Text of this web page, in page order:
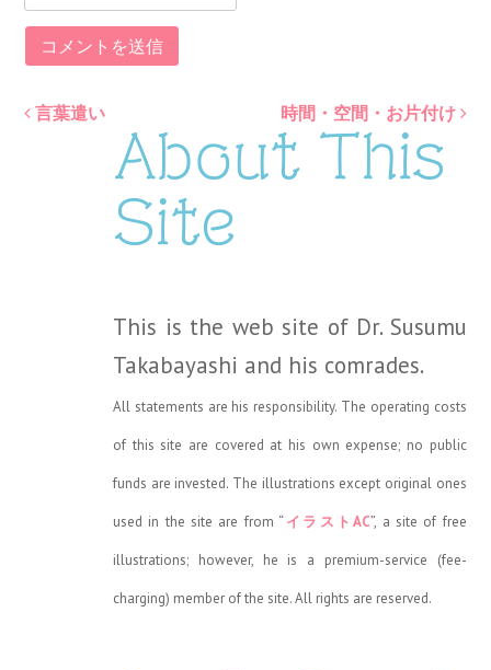
Post
navigation
言葉遣い 時間・空間・お片付け
About This
Site
This is the web site of Dr. Susumu
Takabayashi and his comrades.
All statements are his responsibility. The operating costs
of this site are covered at his own expense; no public
funds are invested. The illustrations except original ones
used in the site are from “イラストAC”, a site of free
illustrations; however, he is a premium-service (fee-
charging) member of the site. All rights are reserved.